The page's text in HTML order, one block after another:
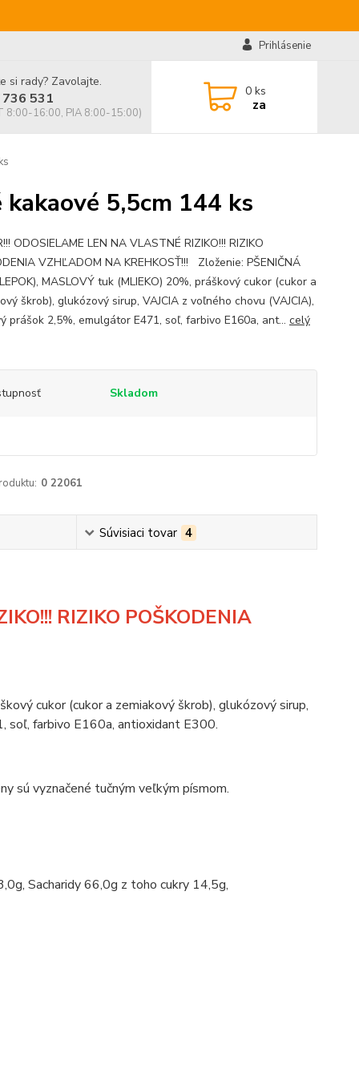
Prihlásenie
si rady? Zavolajte.
531
8:00-16:00, PIA 8:00-15:00)
0 ks
za
5,5cm 144 ks
ODOSIELAME LEN NA VLASTNÉ RIZIKO!!! RIZIKO
VZHĽADOM NA KREHKOSŤ!!! Zloženie: PŠENIČNÁ
MASLOVÝ tuk (MLIEKO) 20%, práškový cukor (cukor a
škrob), glukózový sirup, VAJCIA z voľného chovu (VAJCIA),
prášok 2,5%, emulgátor E471, soľ, farbivo E160a, ant... celý
Skladom
0 22061
Súvisiaci tovar 4
RIZIKO POŠKODENIA
cukor (cukor a zemiakový škrob), glukózový sirup,
soľ, farbivo E160a, antioxidant E300.
sú vyznačené tučným veľkým písmom.
Sacharidy 66,0g z toho cukry 14,5g,